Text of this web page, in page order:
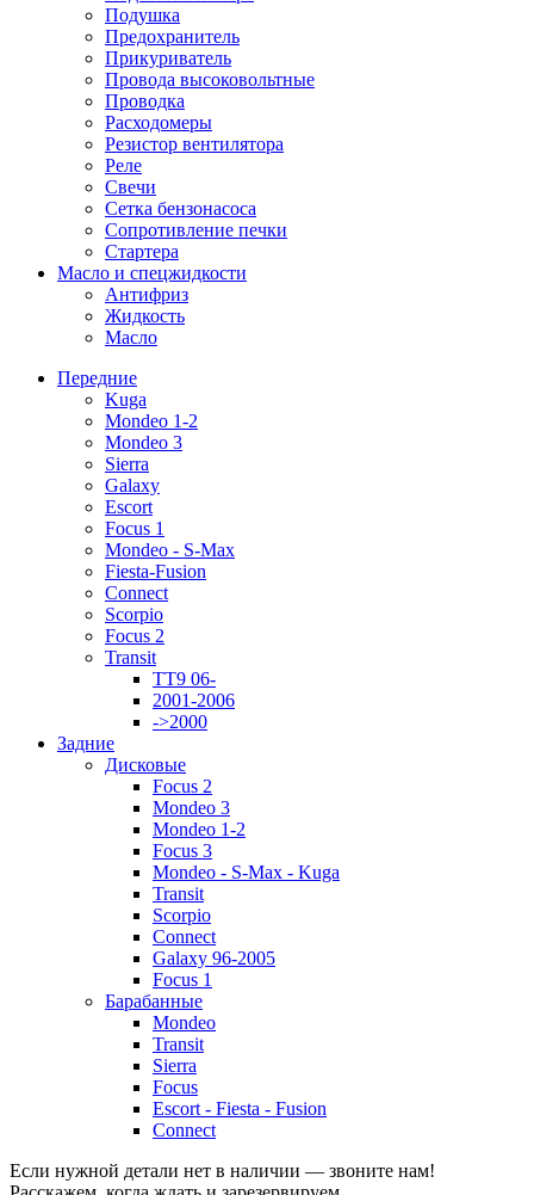
Подушка
Предохранитель
Прикуриватель
Провода высоковольтные
Проводка
Расходомеры
Резистор вентилятора
Реле
Свечи
Сетка бензонасоса
Сопротивление печки
Стартера
Масло и спецжидкости
Антифриз
Жидкость
Масло
Передние
Kuga
Mondeo 1-2
Mondeo 3
Sierra
Galaxy
Escort
Focus 1
Mondeo - S-Max
Fiesta-Fusion
Connect
Scorpio
Focus 2
Transit
TT9 06-
2001-2006
->2000
Задние
Дисковые
Focus 2
Mondeo 3
Mondeo 1-2
Focus 3
Mondeo - S-Max - Kuga
Transit
Scorpio
Connect
Galaxy 96-2005
Focus 1
Барабанные
Mondeo
Transit
Sierra
Focus
Escort - Fiesta - Fusion
Connect
Если нужной детали нет в наличии — звоните нам!